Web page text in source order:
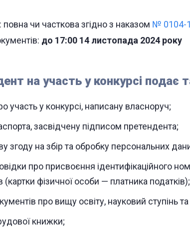
повна чи часткова згідно з наказом № 0104-
до 17:00 14 листопада 2024 року
на участь у конкурсі подає
участь у конкурсі, написану власноруч;
засвідчену підписом претендента;
згоду на збір та обробку персональних
про присвоєння ідентифікаційного
(картки фізичної особи — платника податків);
про вищу освіту, науковий ступінь
книжки;